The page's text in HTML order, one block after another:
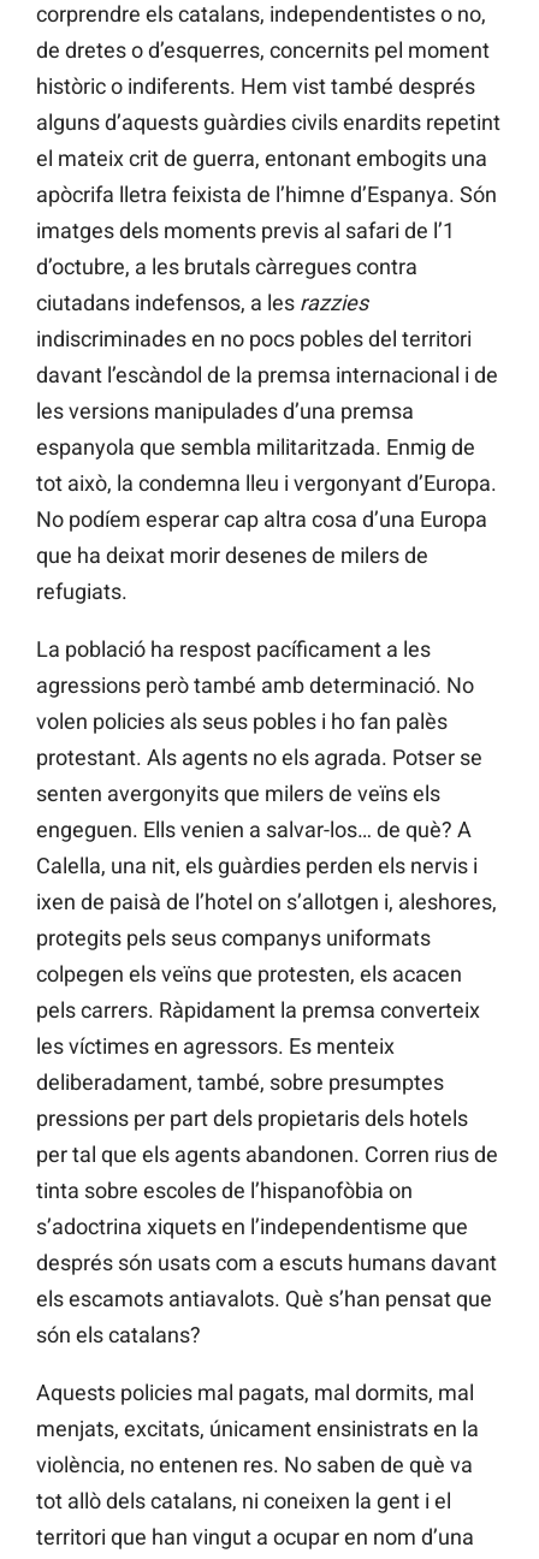
corprendre els catalans, independentistes o no,
de dretes o d’esquerres, concernits pel moment
històric o indiferents. Hem vist també després
alguns d’aquests guàrdies civils enardits repetint
el mateix crit de guerra, entonant embogits una
apòcrifa lletra feixista de l’himne d’Espanya. Són
imatges dels moments previs al safari de l’1
d’octubre, a les brutals càrregues contra
ciutadans indefensos, a les razzies
indiscriminades en no pocs pobles del territori
davant l’escàndol de la premsa internacional i de
les versions manipulades d’una premsa
espanyola que sembla militaritzada. Enmig de
tot això, la condemna lleu i vergonyant d’Europa.
No podíem esperar cap altra cosa d’una Europa
que ha deixat morir desenes de milers de
refugiats.
La població ha respost pacíficament a les
agressions però també amb determinació. No
volen policies als seus pobles i ho fan palès
protestant. Als agents no els agrada. Potser se
senten avergonyits que milers de veïns els
engeguen. Ells venien a salvar-los… de què? A
Calella, una nit, els guàrdies perden els nervis i
ixen de paisà de l’hotel on s’allotgen i, aleshores,
protegits pels seus companys uniformats
colpegen els veïns que protesten, els acacen
pels carrers. Ràpidament la premsa converteix
les víctimes en agressors. Es menteix
deliberadament, també, sobre presumptes
pressions per part dels propietaris dels hotels
per tal que els agents abandonen. Corren rius de
tinta sobre escoles de l’hispanofòbia on
s’adoctrina xiquets en l’independentisme que
després són usats com a escuts humans davant
els escamots antiavalots. Què s’han pensat que
són els catalans?
Aquests policies mal pagats, mal dormits, mal
menjats, excitats, únicament ensinistrats en la
violència, no entenen res. No saben de què va
tot allò dels catalans, ni coneixen la gent i el
territori que han vingut a ocupar en nom d’una